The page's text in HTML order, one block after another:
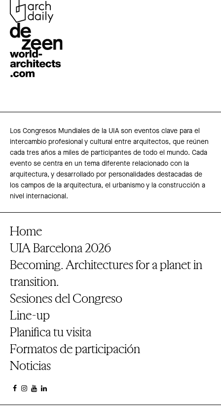
Los Congresos Mundiales de la UIA son eventos clave para el
intercambio profesional y cultural entre arquitectos, que reúnen
cada tres años a miles de participantes de todo el mundo. Cada
evento se centra en un tema diferente relacionado con la
arquitectura, y desarrollado por personalidades destacadas de
los campos de la arquitectura, el urbanismo y la construcción a
nivel internacional.
Home
UIA Barcelona 2026
Becoming. Architectures for a planet in
transition.
Sesiones del Congreso
Line-up
Planifica tu visita
Formatos de participación
Noticias